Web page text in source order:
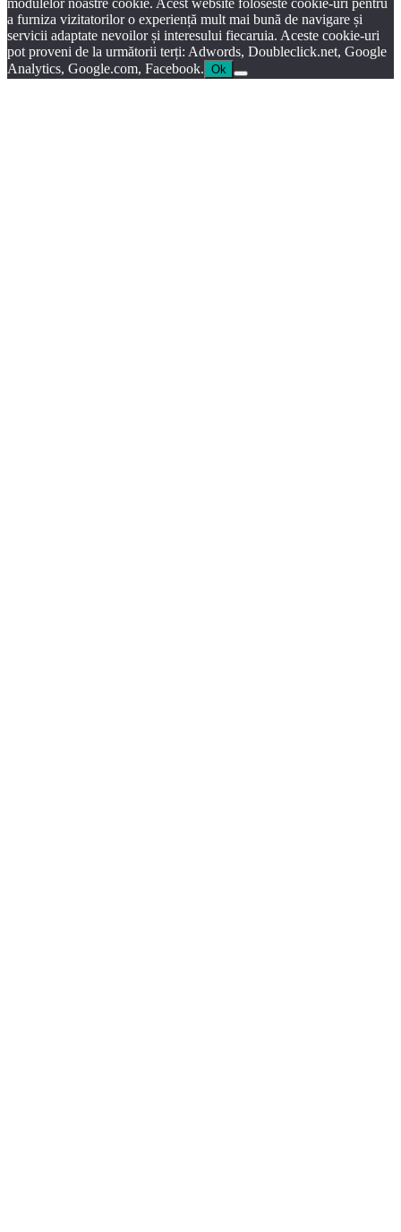
a furniza vizitatorilor o experiență mult mai bună de navigare și
servicii adaptate nevoilor și interesului fiecaruia. Aceste cookie-uri
pot proveni de la următorii terți: Adwords, Doubleclick.net, Google
Analytics, Google.com, Facebook. Ok